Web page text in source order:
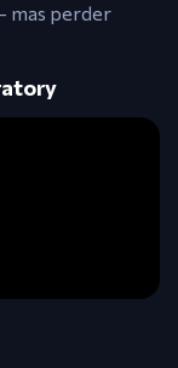
mas perder